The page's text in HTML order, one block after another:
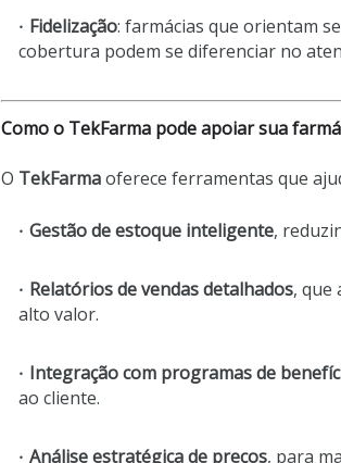
Fidelização: farmácias que orientam
cobertura podem se diferenciar no
Como o TekFarma pode apoiar sua
O TekFarmaoferece ferramentas que
Gestão de estoque inteligente,
Relatórios de vendas detalhados, que
alto valor.
Integração com programas de
ao cliente.
Análise estratégica de preços, para